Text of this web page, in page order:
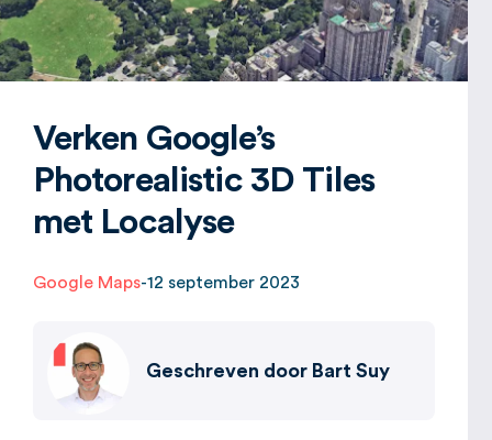
Verken Google’s
Photorealistic 3D Tiles
met Localyse
Google Maps-12 september 2023
Geschreven door Bart Suy